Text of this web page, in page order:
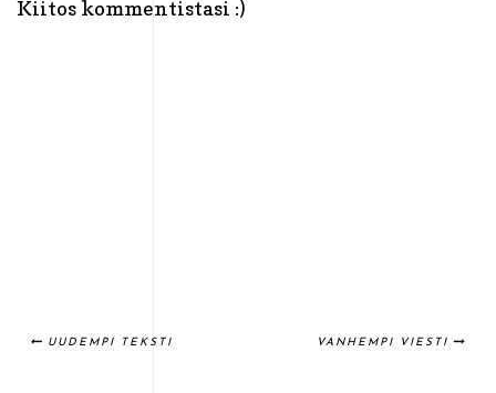
Kiitos kommentistasi :)
UUDEMPI TEKSTI VANHEMPI VIESTI